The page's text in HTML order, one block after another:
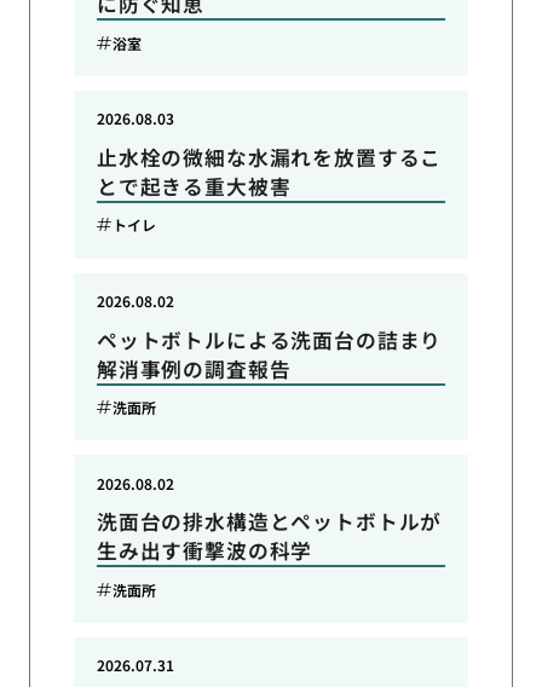
浴室
止水栓の微細な水漏れを放置するこ
とで起きる重大被害
2026.08.03
トイレ
ペットボトルによる洗面台の詰まり
解消事例の調査報告
2026.08.02
洗面所
洗面台の排水構造とペットボトルが
生み出す衝撃波の科学
2026.08.02
洗面所
2026.07.31